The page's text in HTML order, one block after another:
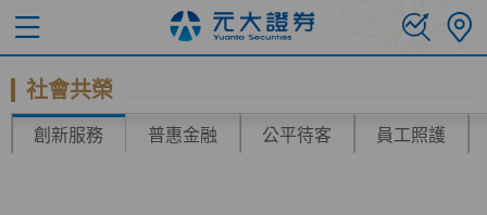
社會共榮
創新服務 普惠金融 公平待客 員工照護